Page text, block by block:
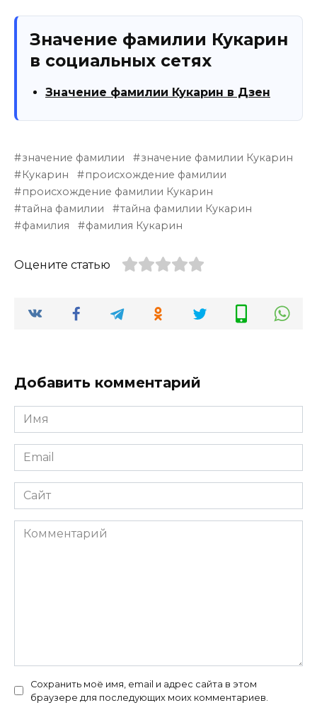
Значение фамилии Кукарин
в социальных сетях
Значение фамилии Кукарин в Дзен
значение фамилии
значение фамилии Кукарин
Кукарин
происхождение фамилии
происхождение фамилии Кукарин
тайна фамилии
тайна фамилии Кукарин
фамилия
фамилия Кукарин
Оцените статью
Добавить комментарий
Имя
*
Email
*
Сайт
Комментарий
Сохранить моё имя, email и адрес сайта в этом
браузере для последующих моих комментариев.